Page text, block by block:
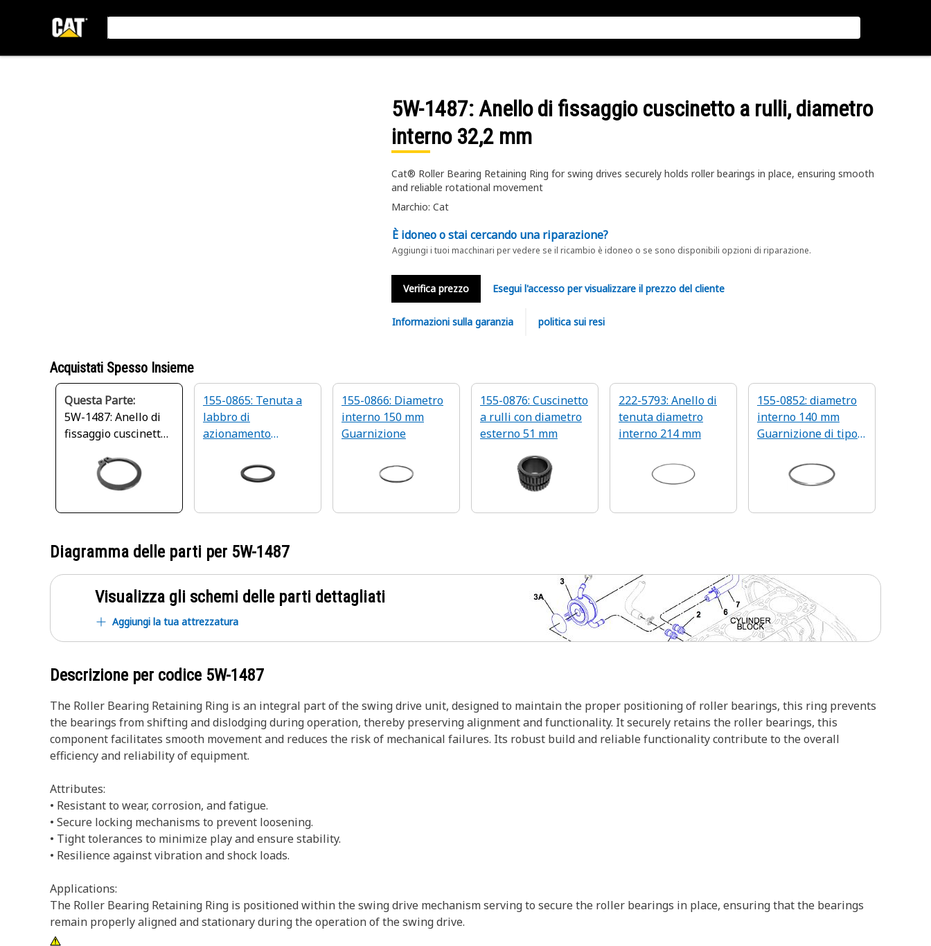
5W-1487: Anello di fissaggio cuscinetto a rulli, diametro
interno 32,2 mm
Cat® Roller Bearing Retaining Ring for swing drives securely holds roller bearings in place, ensuring smooth
and reliable rotational movement
Marchio: Cat
È idoneo o stai cercando una riparazione?
Aggiungi i tuoi macchinari per vedere se il ricambio è idoneo o se sono disponibili opzioni di riparazione.
Verifica prezzo Esegui l'accesso per visualizzare il prezzo del cliente
Informazioni sulla garanzia politica sui resi
Acquistati Spesso Insieme
Questa Parte:
5W-1487: Anello di
fissaggio cuscinetto
interno 32,2 mm
155-0865: Tenuta a
labbro di
azionamento
155-0866: Diametro
interno 150 mm
Guarnizione
155-0876: Cuscinetto
a rulli con diametro
esterno 51 mm
222-5793: Anello di
tenuta diametro
interno 214 mm
155-0852: diametro
interno 140 mm
Guarnizione di tipo a
Diagramma delle parti per 5W-1487
Visualizza gli schemi delle parti dettagliati
Aggiungi la tua attrezzatura
Descrizione per codice 5W-1487
The Roller Bearing Retaining Ring is an integral part of the swing drive unit, designed to maintain the proper positioning of roller bearings, this ring prevents
the bearings from shifting and dislodging during operation, thereby preserving alignment and functionality. It securely retains the roller bearings, this
component facilitates smooth movement and reduces the risk of mechanical failures. Its robust build and reliable functionality contribute to the overall
efficiency and reliability of equipment.
Attributes:
• Resistant to wear, corrosion, and fatigue.
• Secure locking mechanisms to prevent loosening.
• Tight tolerances to minimize play and ensure stability.
• Resilience against vibration and shock loads.
Applications:
The Roller Bearing Retaining Ring is positioned within the swing drive mechanism serving to secure the roller bearings in place, ensuring that the bearings
remain properly aligned and stationary during the operation of the swing drive.